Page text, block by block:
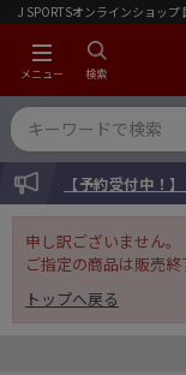
メニュー 検索
INFORMATION【予約受付中！
申し訳ございません。
ご指定の商品は販売終
トップへ戻る